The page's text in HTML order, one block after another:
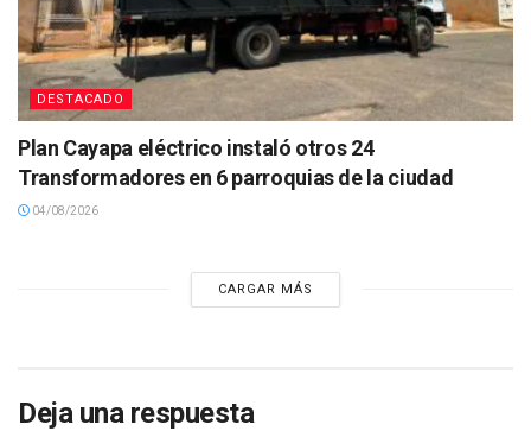
DESTACADO
Plan Cayapa eléctrico instaló otros 24
Transformadores en 6 parroquias de la ciudad
04/08/2026
CARGAR MÁS
Deja una respuesta